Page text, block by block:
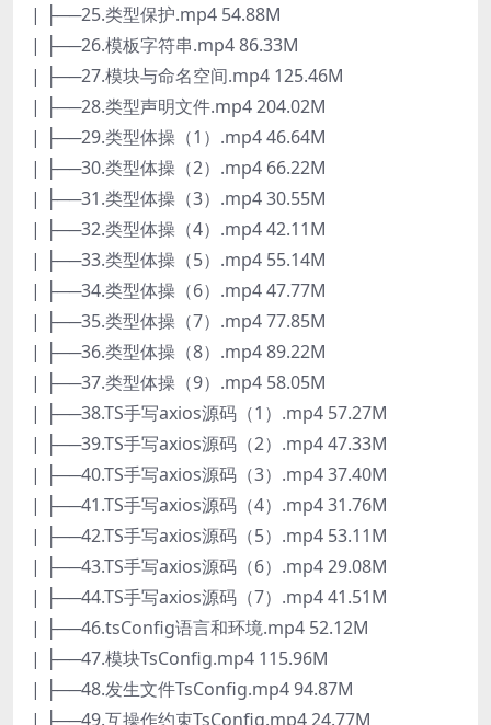
| ├──25.类型保护.mp4 54.88M
| ├──26.模板字符串.mp4 86.33M
| ├──27.模块与命名空间.mp4 125.46M
| ├──28.类型声明文件.mp4 204.02M
| ├──29.类型体操（1）.mp4 46.64M
| ├──30.类型体操（2）.mp4 66.22M
| ├──31.类型体操（3）.mp4 30.55M
| ├──32.类型体操（4）.mp4 42.11M
| ├──33.类型体操（5）.mp4 55.14M
| ├──34.类型体操（6）.mp4 47.77M
| ├──35.类型体操（7）.mp4 77.85M
| ├──36.类型体操（8）.mp4 89.22M
| ├──37.类型体操（9）.mp4 58.05M
| ├──38.TS手写axios源码（1）.mp4 57.27M
| ├──39.TS手写axios源码（2）.mp4 47.33M
| ├──40.TS手写axios源码（3）.mp4 37.40M
| ├──41.TS手写axios源码（4）.mp4 31.76M
| ├──42.TS手写axios源码（5）.mp4 53.11M
| ├──43.TS手写axios源码（6）.mp4 29.08M
| ├──44.TS手写axios源码（7）.mp4 41.51M
| ├──46.tsConfig语言和环境.mp4 52.12M
| ├──47.模块TsConfig.mp4 115.96M
| ├──48.发生文件TsConfig.mp4 94.87M
| ├──49.互操作约束TsConfig.mp4 24.77M